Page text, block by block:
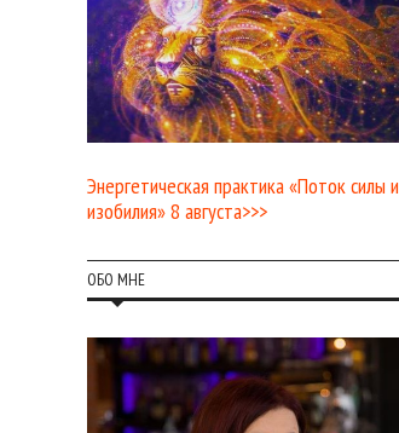
Энергетическая практика «Поток силы и
изобилия» 8 августа>>>
ОБО МНЕ